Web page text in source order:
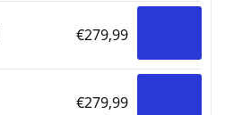
€279,99
€279,99